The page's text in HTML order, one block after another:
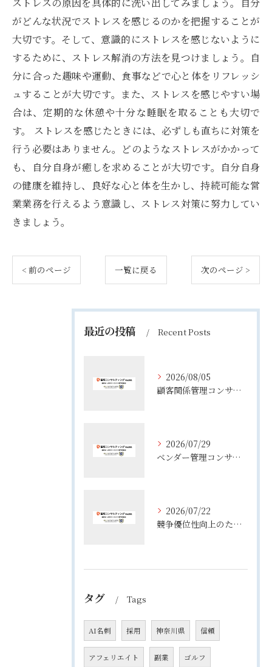
ストレスの原因を具体的に洗い出してみましょう。自分
がどんな状況でストレスを感じるのかを把握することが
大切です。そして、意識的にストレスを感じないように
するために、ストレス解消の方法を見つけましょう。自
分に合った趣味や運動、食事などで心と体をリフレッシ
ュすることが大切です。また、ストレスを感じやすい場
合は、定期的な休憩や十分な睡眠を取ることも大切で
す。 ストレスを感じたときには、必ずしも直ちに対策を
行う必要はありません。どのようなストレスがかかって
も、自分自身が癒しを求めることが大切です。自分自身
の健康を維持し、良好な心と体を生かし、持続可能な営
業業務を行えるよう意識し、ストレス対策に努力してい
きましょう。
< 前のページ 一覧に戻る 次のページ >
最近の投稿 Recent Posts
2026/08/05
顧客関係管理コンサルティングの実態とコンサルが担う役割や年収のリアル
2026/07/29
ベンダー管理コンサルティングで実務が変わる役割整理と失敗しない進め方
2026/07/22
競争優位性向上のためのコンサル活用術と企業成長を実現する実践ポイント
タグ Tags
AI名刺 採用 神奈川県 信頼
アフェリエイト 副業 ゴルフ